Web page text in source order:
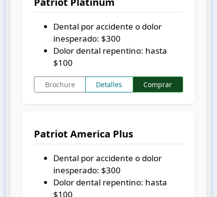
Dental por accidente o dolor
inesperado: $300
Dolor dental repentino: hasta
$100
Brochure Detalles Comprar
Patriot America Plus
Dental por accidente o dolor
inesperado: $300
Dolor dental repentino: hasta
$100